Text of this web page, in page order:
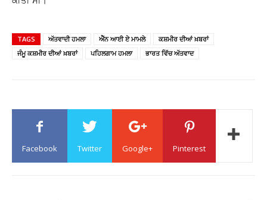
TAGS ਅੱਤਵਾਦੀ ਹਮਲਾ ਐੱਨ ਆਈ ਏ ਮਾਮਲੇ
ਕਸ਼ਮੀਰ ਦੀਆਂ ਖ਼ਬਰਾਂ
ਜੰਮੂ ਕਸ਼ਮੀਰ ਦੀਆਂ ਖ਼ਬਰਾਂ
ਪਹਿਲਗਾਮ ਹਮਲਾ ਭਾਰਤ ਵਿੱਚ ਅੱਤਵਾਦ
Facebook Twitter Google+ Pinterest